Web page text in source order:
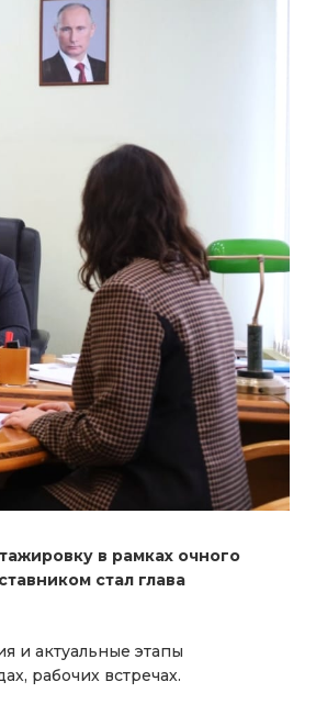
в рамках очного
стал глава
и актуальные этапы
рабочих встречах.